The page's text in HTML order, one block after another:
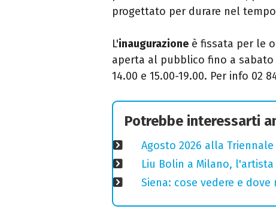
progettato per durare nel
L'inaugurazione è fissata per le
aperta al pubblico fino a sabato
14.00 e 15.00-19.00. Per info 02
Potrebbe interessarti
Agosto 2026 alla
Liu Bolin a Milano,
Siena: cose vedere e